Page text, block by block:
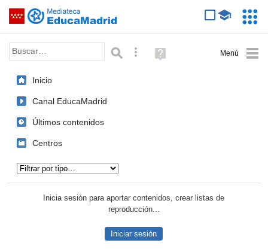
Saltar navegación
Palabra o frase: Búsqueda avanzada
Ayuda
(en
Inicio
Canal EducaMadrid
Últimos contenidos
Centros
Inicia sesión para aportar contenidos, crear listas de
reproducción...
Iniciar sesión